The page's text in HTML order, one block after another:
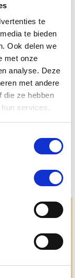
te
te bieden
Ook delen we
met onze
analyse. Deze
met andere
die ze hebben
services.
is waar we het
we
van